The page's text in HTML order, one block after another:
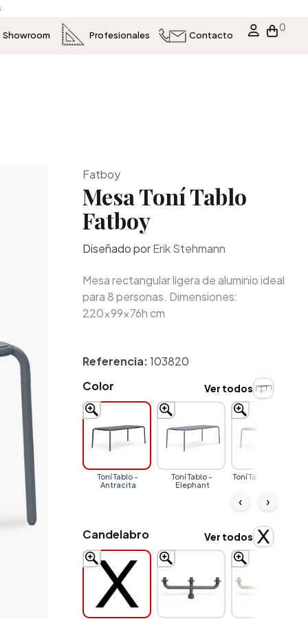
Showroom Profesionales Contacto
0
Fatboy
Mesa Toní Tablo
Fatboy
Diseñado porErik Stehmann
Mesa rectangular ligera de aluminio ideal
para 8 personas. Dimensiones:
220x99x76h cm
Referencia:103820
Color
Toní Tablo -
Antracita
Toní Tablo -
Elephant
Toní Tablo - Desert
‹ ›
Ver todos
Candelabro Ver todos